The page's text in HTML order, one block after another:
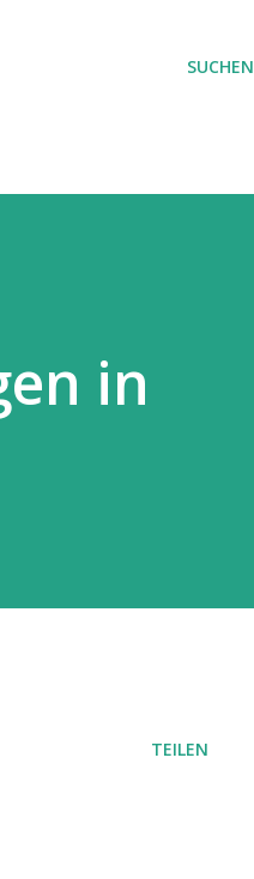
SUCHEN
in
TEILEN